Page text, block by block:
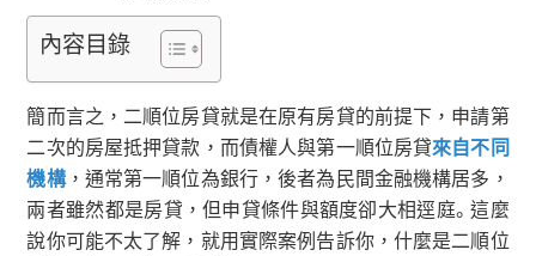
內容目錄
簡而言之，二順位房貸就是在原有房貸的前提下，申請第
二次的房屋抵押貸款，而債權人與第一順位房貸來自不同
機構，通常第一順位為銀行，後者為民間金融機構居多，
兩者雖然都是房貸，但申貸條件與額度卻大相逕庭。這麼
說你可能不太了解，就用實際案例告訴你，什麼是二順位